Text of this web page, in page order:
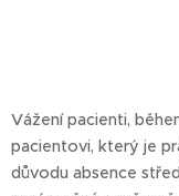
Vážení pacienti,
pacientovi, který je
důvodu absence